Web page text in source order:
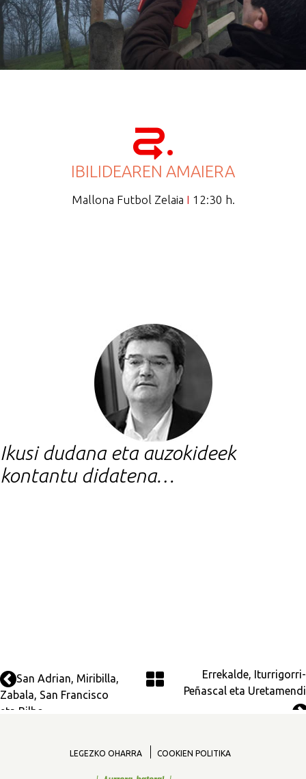
Eraztun berdea. Bilbon, ibilbide luze eta desberdin asko dago.
Begoña
IBILIDEAREN AMAIERA
Mallona Futbol Zelaia I 12:30 h.
Ikusi dudana eta auzokideek
kontantu didatena…
San Adrian, Miribilla,
Zabala, San Francisco
eta Bilbo...
Errekalde, Iturrigorri-
Peñascal eta Uretamendi
LEGEZKO OHARRA COOKIEN POLITIKA